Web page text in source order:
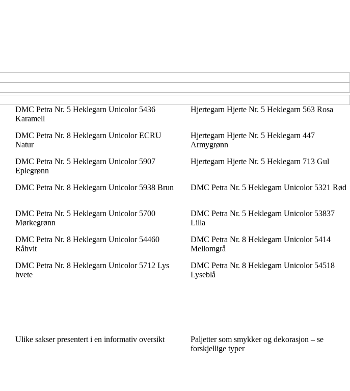
DMC Petra Nr. 5 Heklegarn Unicolor 5436
Karamell
Hjertegarn Hjerte Nr. 5 Heklegarn 563 Rosa
DMC Petra Nr. 8 Heklegarn Unicolor ECRU
Natur
Hjertegarn Hjerte Nr. 5 Heklegarn 447
Armygrønn
DMC Petra Nr. 5 Heklegarn Unicolor 5907
Eplegrønn
Hjertegarn Hjerte Nr. 5 Heklegarn 713 Gul
DMC Petra Nr. 8 Heklegarn Unicolor 5938 Brun DMC Petra Nr. 5 Heklegarn Unicolor 5321 Rød
DMC Petra Nr. 5 Heklegarn Unicolor 5700
Mørkegrønn
DMC Petra Nr. 5 Heklegarn Unicolor 53837
Lilla
DMC Petra Nr. 8 Heklegarn Unicolor 54460
Råhvit
DMC Petra Nr. 8 Heklegarn Unicolor 5414
Mellomgrå
DMC Petra Nr. 8 Heklegarn Unicolor 5712 Lys
hvete
DMC Petra Nr. 8 Heklegarn Unicolor 54518
Lyseblå
Ulike sakser presentert i en informativ oversikt
Paljetter som smykker og dekorasjon – se
forskjellige typer